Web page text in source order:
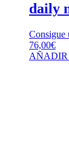
daily
Consigue
76,00€
AÑADIR